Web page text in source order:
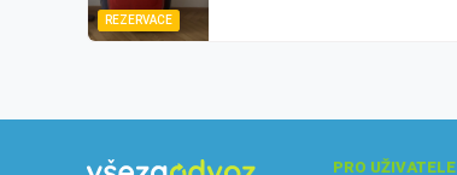
REZERVACE
PRO UŽIVATELE